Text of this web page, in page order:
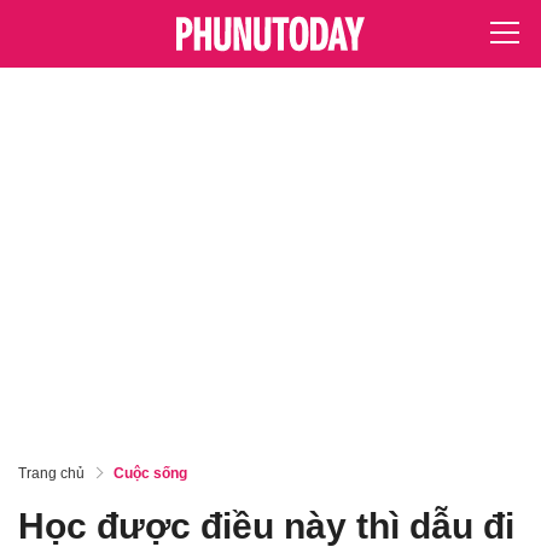
Trang chủ Cuộc sống
Học được điều này thì dẫu đi